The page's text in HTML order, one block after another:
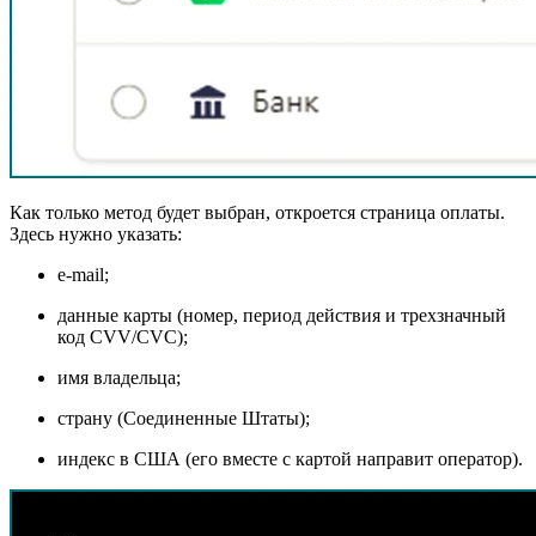
Как только метод будет выбран, откроется страница оплаты.
Здесь нужно указать:
e-mail;
данные карты (номер, период действия и трехзначный
код CVV/CVC);
имя владельца;
страну (Соединенные Штаты);
индекс в США (его вместе с картой направит оператор).